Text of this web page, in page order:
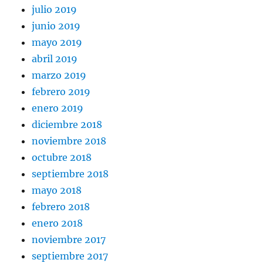
julio 2019
junio 2019
mayo 2019
abril 2019
marzo 2019
febrero 2019
enero 2019
diciembre 2018
noviembre 2018
octubre 2018
septiembre 2018
mayo 2018
febrero 2018
enero 2018
noviembre 2017
septiembre 2017